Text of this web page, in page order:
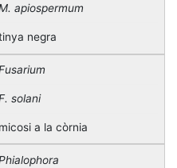
apiospermum
negra
solani
micosi a la còrnia